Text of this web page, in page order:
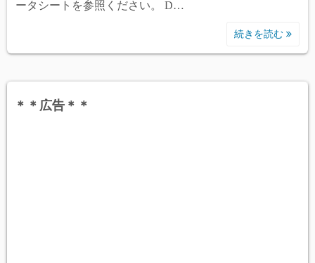
ータシートを参照ください。 D…
続きを読む
＊＊広告＊＊